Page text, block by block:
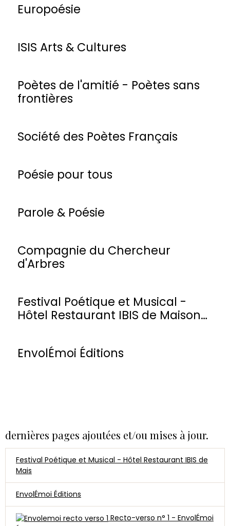
Europoésie
ISIS Arts & Cultures
Poètes de l'amitié - Poètes sans
frontières
Société des Poètes Français
Poésie pour tous
Parole & Poésie
Compagnie du Chercheur
d'Arbres
Festival Poétique et Musical -
Hôtel Restaurant IBIS de Maisons-
EnvolÉmoi Éditions
dernières pages ajoutées et/ou mises à jour.
Festival Poétique et Musical - Hôtel Restaurant IBIS de
Mais
EnvolÉmoi Éditions
Recto-verso n° 1 - EnvolÉmoi